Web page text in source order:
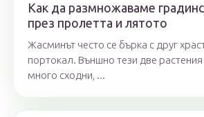
Как да размножаваме
през пролетта и лятото
Жасминът често се бърка с друг
портокал. Външно тези две растения
много сходни, ...